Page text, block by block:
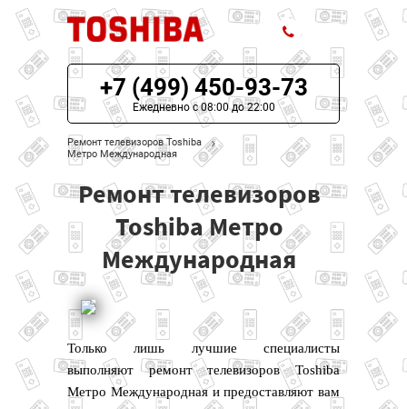
ЦЕНЫ НА РЕМОНТ
О СЕРВИСЕ
МОДЕЛИ TOSHIBA
НАШИ КОНТАКТЫ
+7 (499) 450-93-73
Ежедневно с 08:00 до 22:00
Ремонт телевизоров Toshiba
Метро Международная
Ремонт телевизоров
Toshiba Метро
Международная
Только лишь лучшие специалисты
выполняют ремонт телевизоров Toshiba
Метро Международная и предоставляют вам